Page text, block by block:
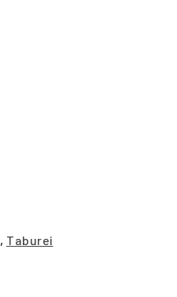
, Taburei